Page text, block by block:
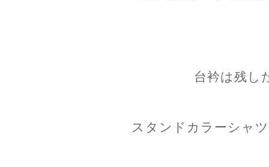
台衿は残し
スタンドカラーシャ